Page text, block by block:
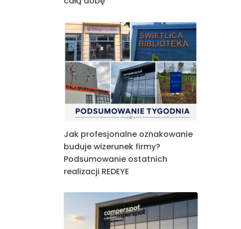
Jak profesjonalne oznakowanie
buduje wizerunek firmy?
Podsumowanie ostatnich
realizacji REDEYE